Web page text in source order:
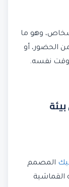
وهو ما
الحضور، أو
نفسه.
المصمم
القماشية